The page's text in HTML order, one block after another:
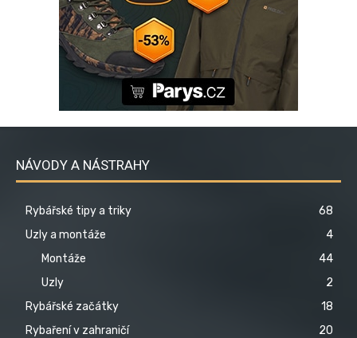
NÁVODY A NÁSTRAHY
Rybářské tipy a triky
68
Uzly a montáže
4
Montáže
44
Uzly
2
Rybářské začátky
18
Rybaření v zahraničí
20